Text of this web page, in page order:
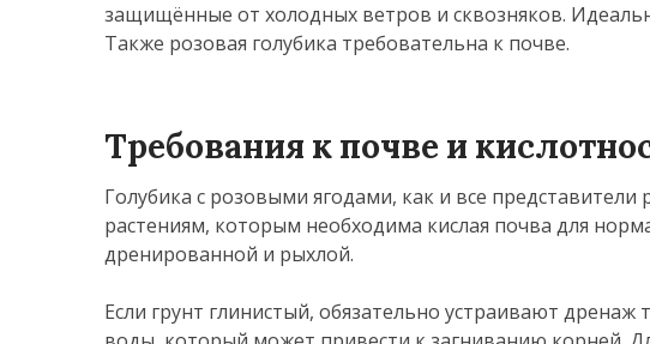
защищённые от холодных ветров и сквозняков.
Также розовая голубика требовательна к почве.
Требования к почве и
Голубика с розовыми ягодами, как и все
растениям, которым необходима кислая почва для
дренированной и рыхлой.
Если грунт глинистый, обязательно устраивают